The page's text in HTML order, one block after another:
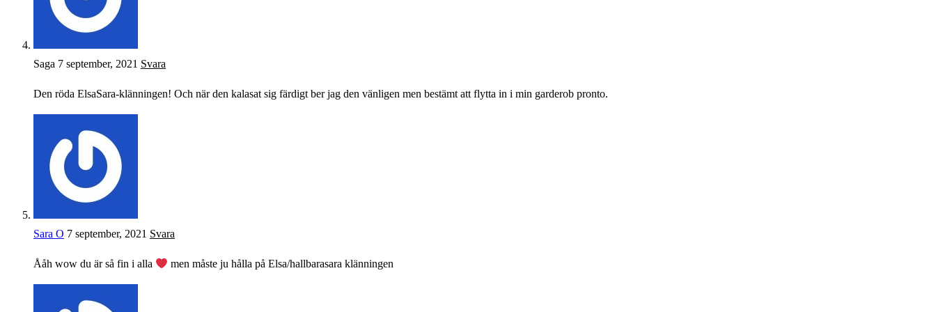
Saga 7 september, 2021 Svara
Den röda ElsaSara-klänningen! Och när den kalasat sig färdigt ber jag den vänligen men bestämt att flytta in i min garderob pronto.
Sara O 7 september, 2021 Svara
Ååh wow du är så fin i alla men måste ju hålla på Elsa/hallbarasara klänningen